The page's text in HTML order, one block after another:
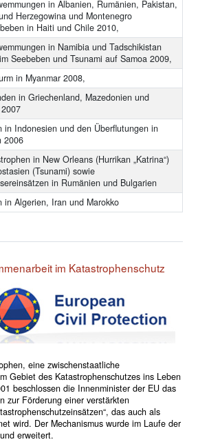
in Albanien, Rumänien, Pakistan,
Herzegowina und Montenegro
in Haiti und Chile 2010,
in Namibia und Tadschikistan
Seebeben und Tsunami auf Samoa 2009,
in Myanmar 2008,
in Griechenland, Mazedonien und
in Indonesien und den Überflutungen in
2006
in New Orleans (Hurrikan „Katrina“)
(Tsunami) sowie
in Rumänien und Bulgarien
in Algerien, Iran und Marokko
im Katastrophenschutz
eine zwischenstaatliche
Gebiet des Katastrophenschutzes ins Leben
beschlossen die Innenminister der EU das
zur Förderung einer verstärkten
das auch als
wird. Der Mechanismus wurde im Laufe der
erweitert.